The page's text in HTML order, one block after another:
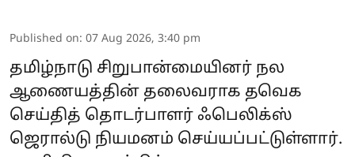
Published on: 07 Aug 2026, 3:40 pm
தமிழ்நாடு சிறுபான்மையினர் நல
ஆணையத்தின் தலைவராக தவெக
செய்தித் தொடர்பாளர் ஃபெலிக்ஸ்
ஜெரால்டு நியமனம் செய்யப்பட்டுள்ளார்.